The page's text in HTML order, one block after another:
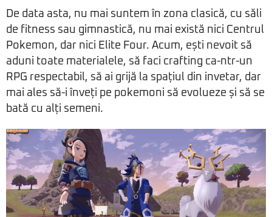
De data asta, nu mai suntem în zona clasică, cu săli
de fitness sau gimnastică, nu mai există nici Centrul
Pokemon, dar nici Elite Four. Acum, ești nevoit să
aduni toate materialele, să faci crafting ca-ntr-un
RPG respectabil, să ai grijă la spațiul din invetar, dar
mai ales să-i înveți pe pokemoni să evolueze și să se
bată cu alți semeni.